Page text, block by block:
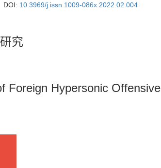
DOI: 10.3969/j.issn.1009-086x.2022.02.004
究
Foreign Hypersonic